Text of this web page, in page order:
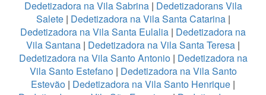
Dedetizadora na Vila Sabrina| Dedetizadorans Vila
Salete| Dedetizadora na Vila Santa Catarina|
Dedetizadora na Vila Santa Eulalia | Dedetizadora na
Vila Santana | Dedetizadora na Vila Santa Teresa |
Dedetizadora na Vila Santo Antonio| Dedetizadora na
Vila Santo Estefano| Dedetizadora na Vila Santo
Estevão | Dedetizadora na Vila Santo Henrique |